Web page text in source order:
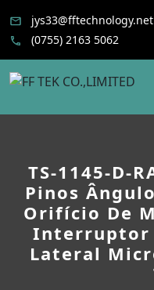
jys33@fftechnology.net
(0755) 2163 5062
TS-1145-D-
Pinos
Orifício De
Interruptor
Lateral